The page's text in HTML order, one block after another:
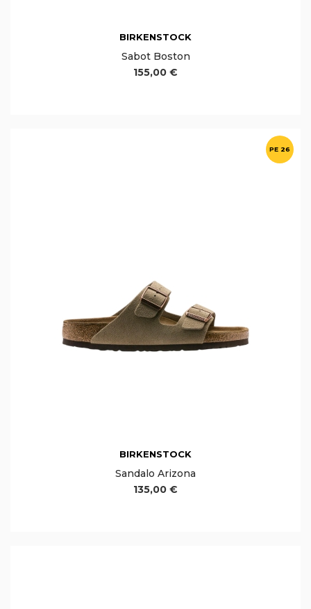
BIRKENSTOCK
Sabot Boston
155,00 €
PE 26
BIRKENSTOCK
Sandalo Arizona
135,00 €